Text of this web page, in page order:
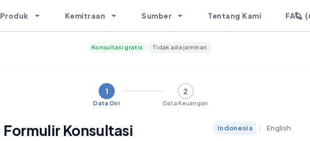
Produk Kemitraan Sumber Tentang Kami FAQ
Konsultasi gratis Tidak ada jaminan
1
Data Diri
2
Data Keuangan
Formulir Konsultasi Indonesia | English